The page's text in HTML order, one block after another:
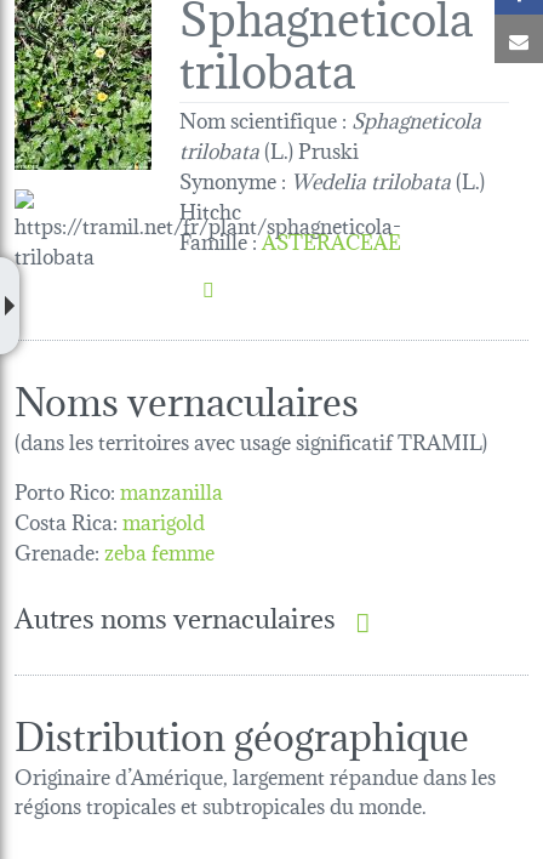
trilobata
Nom scientifique : Sphagneticola
trilobata(L.) Pruski
Synonyme : Wedelia trilobata(L.)
Hitchc
Famille:ASTERACEAE
Noms vernaculaires
(dans les territoires avec usage significatif TRAMIL)
Porto Rico:manzanilla
Costa Rica:marigold
Grenade:zeba femme
Autres noms vernaculaires
Distribution géographique
Originaire d’Amérique, largement répandue dans les
régions tropicales et subtropicales du monde.